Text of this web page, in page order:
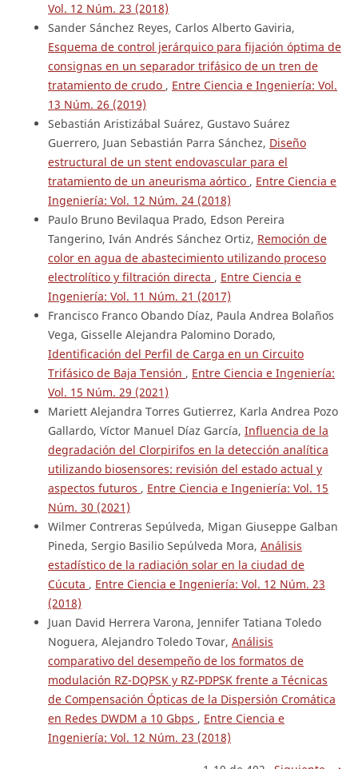
Vol. 12 Núm. 23 (2018)
Sander Sánchez Reyes, Carlos Alberto Gaviria,
Esquema de control jerárquico para fijación óptima de
consignas en un separador trifásico de un tren de
tratamiento de crudo , Entre Ciencia e Ingeniería: Vol.
13 Núm. 26 (2019)
Sebastián Aristizábal Suárez, Gustavo Suárez
Guerrero, Juan Sebastián Parra Sánchez, Diseño
estructural de un stent endovascular para el
tratamiento de un aneurisma aórtico , Entre Ciencia e
Ingeniería: Vol. 12 Núm. 24 (2018)
Paulo Bruno Bevilaqua Prado, Edson Pereira
Tangerino, Iván Andrés Sánchez Ortiz, Remoción de
color en agua de abastecimiento utilizando proceso
electrolítico y filtración directa , Entre Ciencia e
Ingeniería: Vol. 11 Núm. 21 (2017)
Francisco Franco Obando Díaz, Paula Andrea Bolaños
Vega, Gisselle Alejandra Palomino Dorado,
Identificación del Perfil de Carga en un Circuito
Trifásico de Baja Tensión , Entre Ciencia e Ingeniería:
Vol. 15 Núm. 29 (2021)
Mariett Alejandra Torres Gutierrez, Karla Andrea Pozo
Gallardo, Víctor Manuel Díaz García, Influencia de la
degradación del Clorpirifos en la detección analítica
utilizando biosensores: revisión del estado actual y
aspectos futuros , Entre Ciencia e Ingeniería: Vol. 15
Núm. 30 (2021)
Wilmer Contreras Sepúlveda, Migan Giuseppe Galban
Pineda, Sergio Basilio Sepúlveda Mora, Análisis
estadístico de la radiación solar en la ciudad de
Cúcuta , Entre Ciencia e Ingeniería: Vol. 12 Núm. 23
(2018)
Juan David Herrera Varona, Jennifer Tatiana Toledo
Noguera, Alejandro Toledo Tovar, Análisis
comparativo del desempeño de los formatos de
modulación RZ-DQPSK y RZ-PDPSK frente a Técnicas
de Compensación Ópticas de la Dispersión Cromática
en Redes DWDM a 10 Gbps , Entre Ciencia e
Ingeniería: Vol. 12 Núm. 23 (2018)